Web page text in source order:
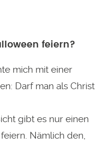
feiern?
mich mit einer
Darf man als Christ
gibt es nur einen
Nämlich den,